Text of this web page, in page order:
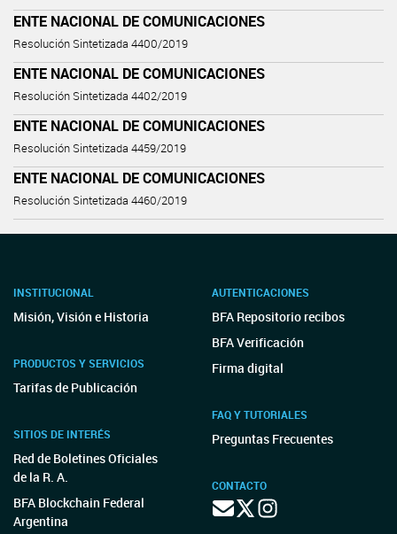
ENTE NACIONAL DE COMUNICACIONES
Resolución Sintetizada 4400/2019
ENTE NACIONAL DE COMUNICACIONES
Resolución Sintetizada 4402/2019
ENTE NACIONAL DE COMUNICACIONES
Resolución Sintetizada 4459/2019
ENTE NACIONAL DE COMUNICACIONES
Resolución Sintetizada 4460/2019
INSTITUCIONAL
Misión, Visión e Historia
PRODUCTOS Y SERVICIOS
Tarifas de Publicación
SITIOS DE INTERÉS
Red de Boletines Oficiales
de la R. A.
BFA Blockchain Federal
Argentina
AUTENTICACIONES
BFA Repositorio recibos
BFA Verificación
Firma digital
FAQ Y TUTORIALES
Preguntas Frecuentes
CONTACTO